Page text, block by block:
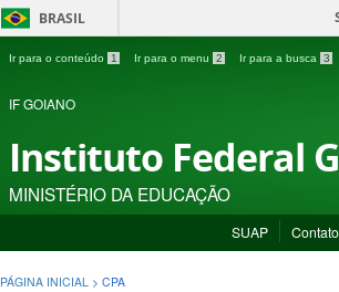
BRASIL
Ir para o conteúdo 1 Ir para o menu 2 Ir para a busca 3
IF GOIANO
Instituto Federal
MINISTÉRIO DA EDUCAÇÃO
SUAP Contato
PÁGINA INICIAL > CPA